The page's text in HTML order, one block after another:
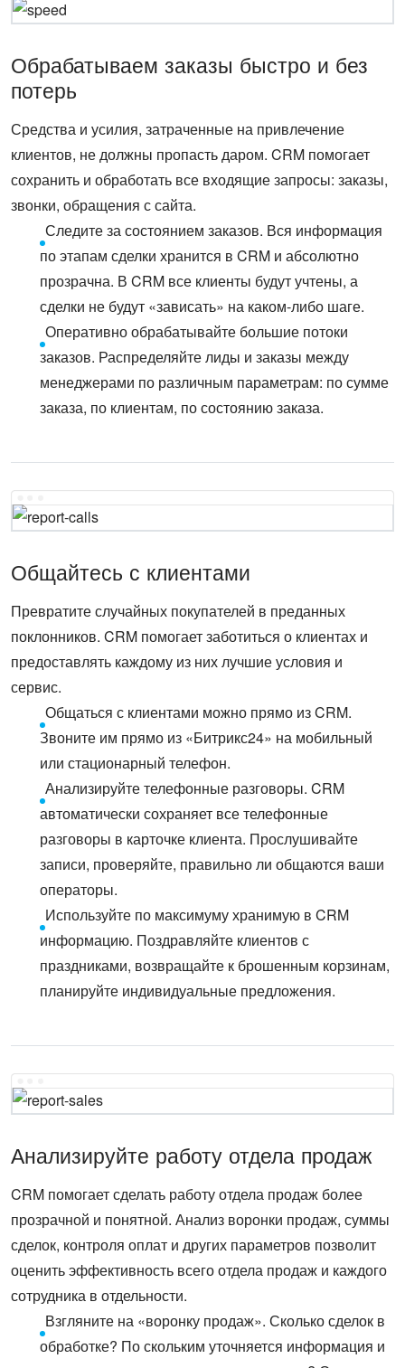
Обрабатываем заказы быстро и без
потерь
Средства и усилия, затраченные на привлечение
клиентов, не должны пропасть даром. CRM помогает
сохранить и обработать все входящие запросы: заказы,
звонки, обращения с сайта.
Следите за состоянием заказов. Вся информация
по этапам сделки хранится в CRM и абсолютно
прозрачна. В CRM все клиенты будут учтены, а
сделки не будут «зависать» на каком-либо шаге.
Оперативно обрабатывайте большие потоки
заказов. Распределяйте лиды и заказы между
менеджерами по различным параметрам: по сумме
заказа, по клиентам, по состоянию заказа.
Общайтесь с клиентами
Превратите случайных покупателей в преданных
поклонников. CRM помогает заботиться о клиентах и
предоставлять каждому из них лучшие условия и
сервис.
Общаться с клиентами можно прямо из CRM.
Звоните им прямо из «Битрикс24» на мобильный
или стационарный телефон.
Анализируйте телефонные разговоры. CRM
автоматически сохраняет все телефонные
разговоры в карточке клиента. Прослушивайте
записи, проверяйте, правильно ли общаются ваши
операторы.
Используйте по максимуму хранимую в CRM
информацию. Поздравляйте клиентов с
праздниками, возвращайте к брошенным корзинам,
планируйте индивидуальные предложения.
Анализируйте работу отдела продаж
CRM помогает сделать работу отдела продаж более
прозрачной и понятной. Анализ воронки продаж, суммы
сделок, контроля оплат и других параметров позволит
оценить эффективность всего отдела продаж и каждого
сотрудника в отдельности.
Взгляните на «воронку продаж». Сколько сделок в
обработке? По скольким уточняется информация и